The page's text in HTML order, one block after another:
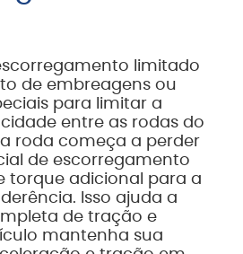
limitado
de embreagens ou
para limitar a
entre as rodas do
roda começa a perder
de escorregamento
torque adicional para a
Isso ajuda a
de tração e
mantenha sua